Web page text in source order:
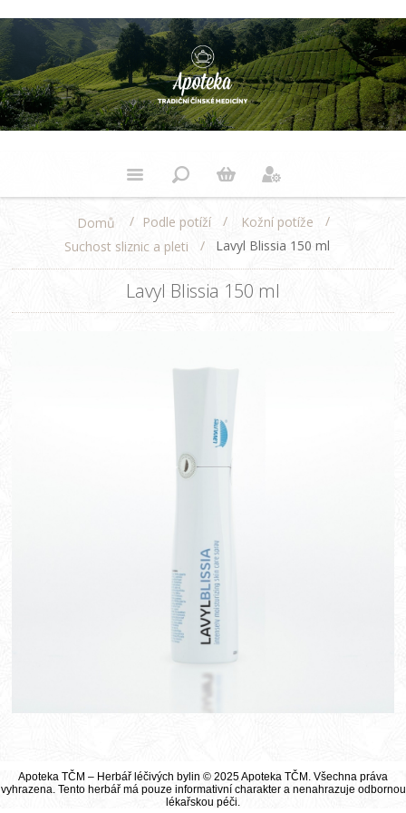
Domů / Podle potíží / Kožní potíže
/
Suchost sliznic a pleti
/ Lavyl Blissia 150 ml
Lavyl Blissia 150 ml
Apoteka TČM – Herbář léčivých bylin © 2025 Apoteka TČM. Všechna práva
vyhrazena. Tento herbář má pouze informativní charakter a nenahrazuje odbornou
lékařskou péči.